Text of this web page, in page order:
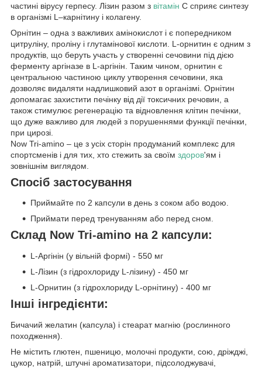
частині вірусу герпесу. Лізин разом з вітамін С сприяє синтезу
в організмі L–карнітину і колагену.
Орнітин – одна з важливих амінокислот і є попередником
цитруліну, проліну і глутамінової кислоти. L-орнитин є одним з
продуктів, що беруть участь у створенні сечовини під дією
ферменту аргіназе в L-аргінін. Таким чином, орнитин є
центральною частиною циклу утворення сечовини, яка
дозволяє видаляти надлишковий азот в організмі. Орнітин
допомагає захистити печінку від дії токсичних речовин, а
також стимулює регенерацію та відновлення клітин печінки,
що дуже важливо для людей з порушеннями функції печінки,
при цирозі.
Now Tri-amino – це з усіх сторін продуманий комплекс для
спортсменів і для тих, хто стежить за своїм здоров'ям і
зовнішнім виглядом.
Спосіб застосування
Приймайте по 2 капсули в день з соком або водою.
Приймати перед тренуванням або перед сном.
Склад Now Tri-amino на 2 капсули:
L-Аргінін (у вільній формі) - 550 мг
L-Лізин (з гідрохлориду L-лізину) - 450 мг
L-Орнитин (з гідрохлориду L-орнітину) - 400 мг
Інші інгредієнти:
Бичачий желатин (капсула) і стеарат магнію (рослинного
походження).
Не містить глютен, пшеницю, молочні продукти, сою, дріжджі,
цукор, натрій, штучні ароматизатори, підсолоджувачі,